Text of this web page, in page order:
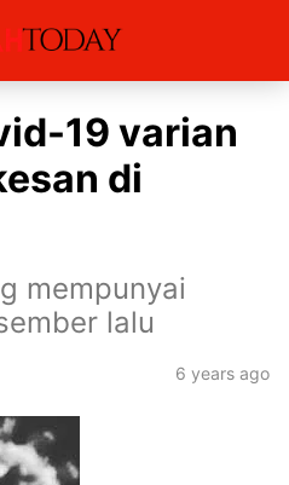
19 varian
di
mempunyai
lalu
6 years ago